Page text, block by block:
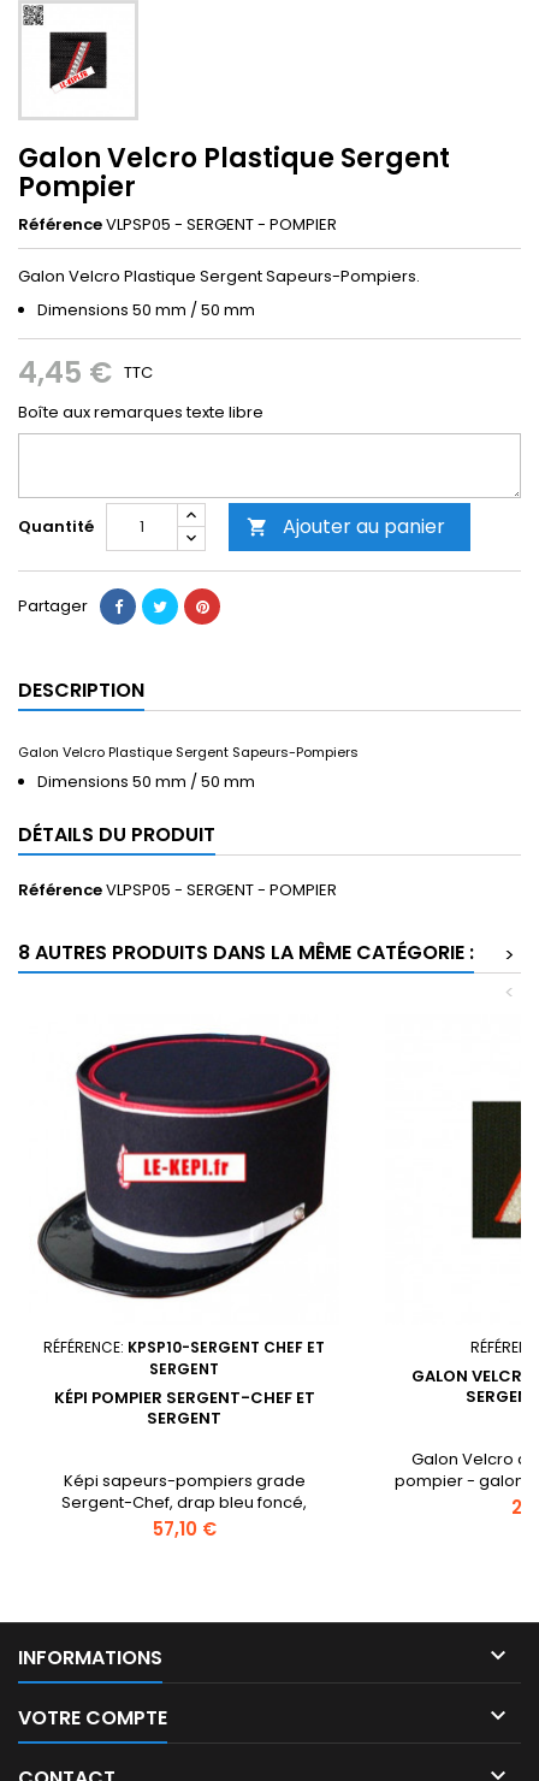
Galon Velcro Plastique Sergent
Pompier
RéférenceVLPSP05 - SERGENT - POMPIER
Galon Velcro Plastique Sergent Sapeurs-Pompiers.
Dimensions 50 mm / 50 mm
4,45 € TTC
Boîte aux remarques texte libre
Quantité  Ajouter au panier
Partager
DESCRIPTION
Galon Velcro Plastique Sergent Sapeurs-Pompiers
Dimensions 50 mm / 50 mm
DÉTAILS DU PRODUIT
RéférenceVLPSP05 - SERGENT - POMPIER
8 AUTRES PRODUITS DANS LA MÊME CATÉGORIE :
>
<
RÉFÉRENCE: KPSP10-SERGENT CHEF ET
SERGENT
KÉPI POMPIER SERGENT-CHEF ET
SERGENT
Képi sapeurs-pompiers grade
Sergent-Chef, drap bleu foncé,
jugulaire argent, grenade rouge
Prix
57,10 €
GALON
Galon Velcro
pompier - galon
sur velcro Prix
INFORMATIONS 
VOTRE COMPTE 